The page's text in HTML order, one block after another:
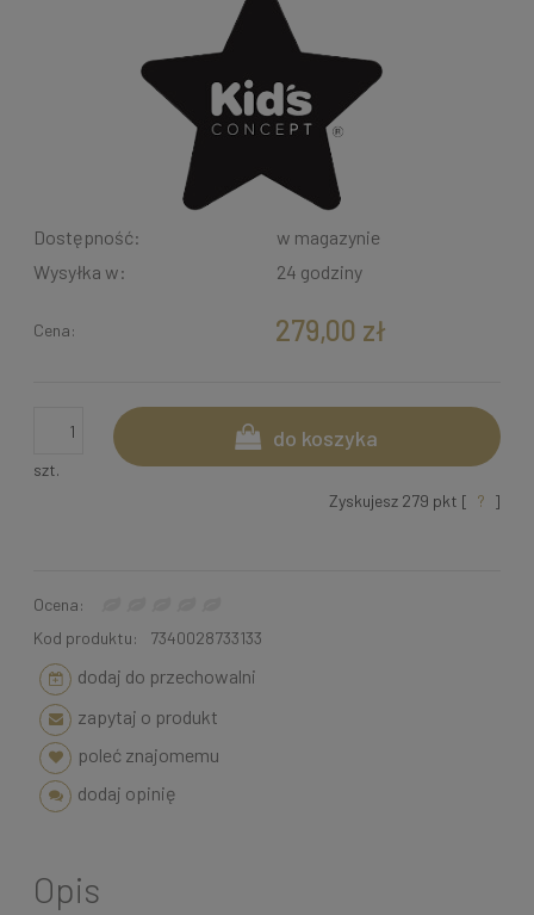
Dostępność:
w magazynie
Wysyłka w:
24 godziny
Cena: 279,00 zł
szt.
do koszyka
Zyskujesz 279 pkt [ ? ]
Ocena:
Kod produktu:
7340028733133
dodaj do przechowalni
zapytaj o produkt
poleć znajomemu
dodaj opinię
Opis